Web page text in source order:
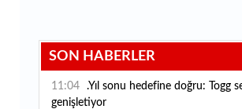
SON HABERLER
11:04
.Yıl sonu hedefine doğru: Togg servis ağını
genişletiyor